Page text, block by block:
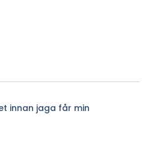
innan jaga får min